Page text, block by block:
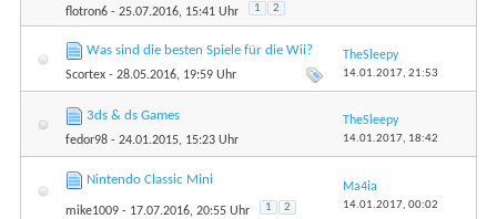
flotron6 - 25.07.2016, 15:41 Uhr 1 2
Was sind die besten Spiele für die Wii?
Scortex - 28.05.2016, 19:59 Uhr
TheSleepy
14.01.2017, 21:53
3ds & ds Games
fedor98 - 24.01.2015, 15:23 Uhr
TheSleepy
14.01.2017, 18:42
Nintendo Classic Mini
mike1009 - 17.07.2016, 20:55 Uhr 1 2
Ma4ia
14.01.2017, 00:02